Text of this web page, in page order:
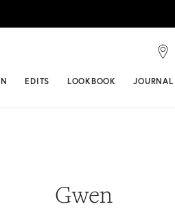
EDITS LOOKBOOK JOURNAL
Gwen